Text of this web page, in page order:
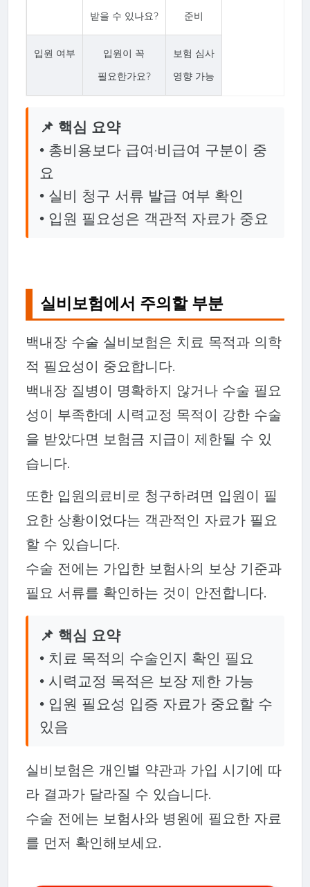
받을 수 있나요?
준비
입원 여부
입원이 꼭
필요한가요?
보험 심사
영향 가능
📌 핵심 요약
• 총비용보다 급여·비급여 구분이 중
요
• 실비 청구 서류 발급 여부 확인
• 입원 필요성은 객관적 자료가 중요
실비보험에서 주의할 부분
백내장 수술 실비보험은 치료 목적과 의학
적 필요성이 중요합니다.
백내장 질병이 명확하지 않거나 수술 필요
성이 부족한데 시력교정 목적이 강한 수술
을 받았다면 보험금 지급이 제한될 수 있
습니다.
또한 입원의료비로 청구하려면 입원이 필
요한 상황이었다는 객관적인 자료가 필요
할 수 있습니다.
수술 전에는 가입한 보험사의 보상 기준과
필요 서류를 확인하는 것이 안전합니다.
📌 핵심 요약
• 치료 목적의 수술인지 확인 필요
• 시력교정 목적은 보장 제한 가능
• 입원 필요성 입증 자료가 중요할 수
있음
실비보험은 개인별 약관과 가입 시기에 따
라 결과가 달라질 수 있습니다.
수술 전에는 보험사와 병원에 필요한 자료
를 먼저 확인해보세요.